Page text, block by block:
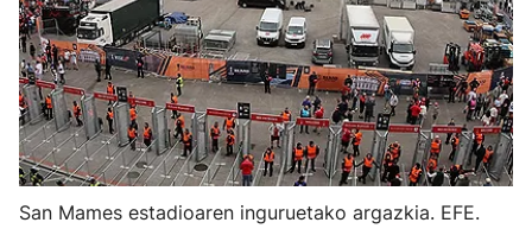
San Mames estadioaren inguruetako argazkia. EFE.